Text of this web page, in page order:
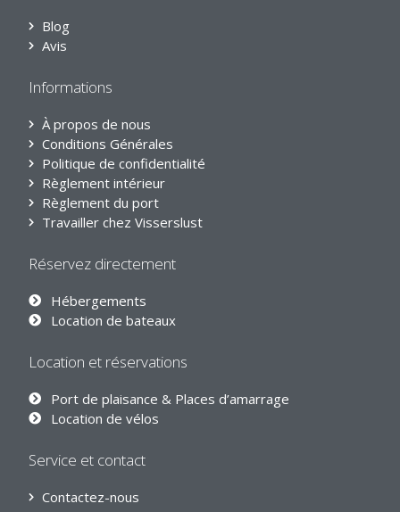
Blog
Avis
Informations
À propos de nous
Conditions Générales
Politique de confidentialité
Règlement intérieur
Règlement du port
Travailler chez Visserslust
Réservez directement
Hébergements
Location de bateaux
Location et réservations
Port de plaisance & Places d’amarrage
Location de vélos
Service et contact
Contactez-nous